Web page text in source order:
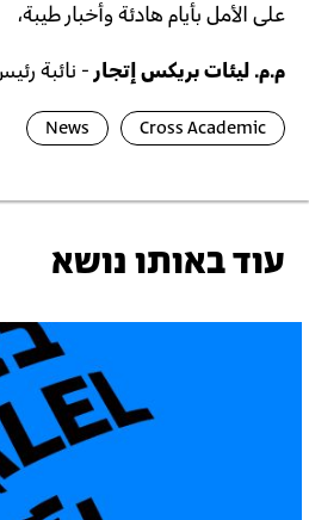
على الأمل بأيام هادئة وأخبار طيبة،
م.م. ليئات بريكس إتجار- نائبة
Cross Academic
News
עוד באותו נושא